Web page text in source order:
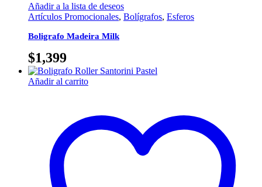
Añadir a la lista de deseos
Artículos Promocionales, Bolígrafos, Esferos
Boligrafo Madeira Milk
$1,399
Añadir al carrito